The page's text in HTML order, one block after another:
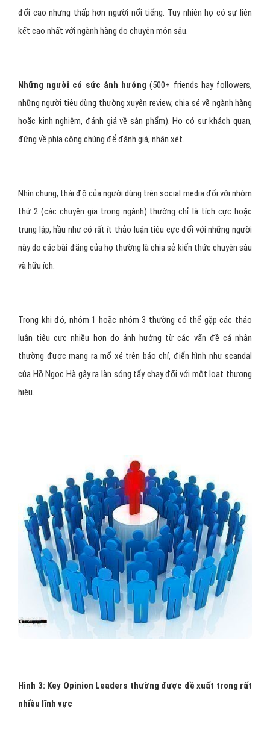
đối cao nhưng thấp hơn người nổi tiếng. Tuy nhiên họ có sự liên
kết cao nhất với ngành hàng do chuyên môn sâu.
Những người có sức ảnh hưởng (500+ friends hay followers,
những người tiêu dùng thường xuyên review, chia sẻ về ngành hàng
hoặc kinh nghiệm, đánh giá về sản phẩm). Họ có sự khách quan,
đứng về phía công chúng để đánh giá, nhận xét.
Nhìn chung, thái độ của người dùng trên social media đối với nhóm
thứ 2 (các chuyên gia trong ngành) thường chỉ là tích cực hoặc
trung lập, hầu như có rất ít thảo luận tiêu cực đối với những người
này do các bài đăng của họ thường là chia sẻ kiến thức chuyên sâu
và hữu ích.
Trong khi đó, nhóm 1 hoặc nhóm 3 thường có thể gặp các thảo
luận tiêu cực nhiều hơn do ảnh hưởng từ các vấn đề cá nhân
thường được mang ra mổ xẻ trên báo chí, điển hình như scandal
của Hồ Ngọc Hà gây ra làn sóng tẩy chay đối với một loạt thương
hiệu.
Hình 3: Key Opinion Leaders thường được đề xuất trong rất
nhiều lĩnh vực